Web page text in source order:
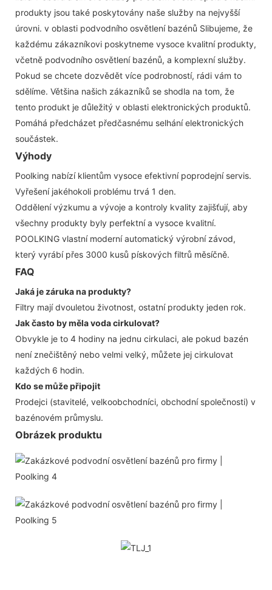
produkty jsou také poskytovány naše služby na nejvyšší
úrovni. v oblasti podvodního osvětlení bazénů Slibujeme, že
každému zákazníkovi poskytneme vysoce kvalitní produkty,
včetně podvodního osvětlení bazénů, a komplexní služby.
Pokud se chcete dozvědět více podrobností, rádi vám to
sdělíme. Většina našich zákazníků se shodla na tom, že
tento produkt je důležitý v oblasti elektronických produktů.
Pomáhá předcházet předčasnému selhání elektronických
součástek.
Výhody
Poolking nabízí klientům vysoce efektivní poprodejní servis.
Vyřešení jakéhokoli problému trvá 1 den.
Oddělení výzkumu a vývoje a kontroly kvality zajišťují, aby
všechny produkty byly perfektní a vysoce kvalitní.
POOLKING vlastní moderní automatický výrobní závod,
který vyrábí přes 3000 kusů pískových filtrů měsíčně.
FAQ
Jaká je záruka na produkty?
Filtry mají dvouletou životnost, ostatní produkty jeden rok.
Jak často by měla voda cirkulovat?
Obvykle je to 4 hodiny na jednu cirkulaci, ale pokud bazén
není znečištěný nebo velmi velký, můžete jej cirkulovat
každých 6 hodin.
Kdo se může připojit
Prodejci (stavitelé, velkoobchodníci, obchodní společnosti) v
bazénovém průmyslu.
Obrázek produktu